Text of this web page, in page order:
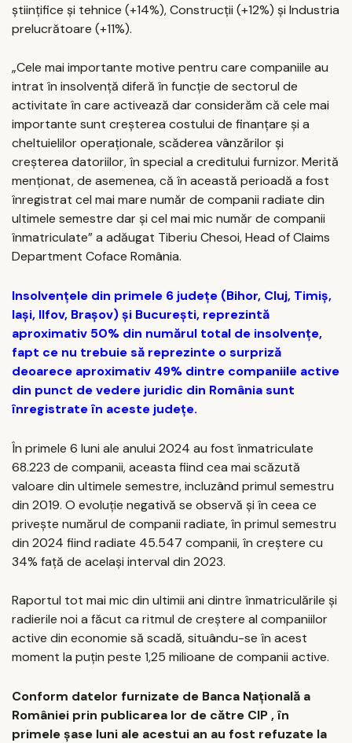
științifice și tehnice (+14%), Construcții (+12%) și Industria
prelucrătoare (+11%).
„Cele mai importante motive pentru care companiile au
intrat în insolvență diferă în funcție de sectorul de
activitate în care activează dar considerăm că cele mai
importante sunt creșterea costului de finanțare și a
cheltuielilor operaționale, scăderea vânzărilor și
creșterea datoriilor, în special a creditului furnizor. Merită
menționat, de asemenea, că în această perioadă a fost
înregistrat cel mai mare număr de companii radiate din
ultimele semestre dar și cel mai mic număr de companii
înmatriculate” a adăugat Tiberiu Chesoi, Head of Claims
Department Coface România.
Insolvențele din primele 6 județe (Bihor, Cluj, Timiș,
Iași, Ilfov, Brașov) și București, reprezintă
aproximativ 50% din numărul total de insolvențe,
fapt ce nu trebuie să reprezinte o surpriză
deoarece aproximativ 49% dintre companiile active
din punct de vedere juridic din România sunt
înregistrate în aceste județe.
În primele 6 luni ale anului 2024 au fost înmatriculate
68.223 de companii, aceasta fiind cea mai scăzută
valoare din ultimele semestre, incluzând primul semestru
din 2019. O evoluție negativă se observă și în ceea ce
privește numărul de companii radiate, în primul semestru
din 2024 fiind radiate 45.547 companii, în creștere cu
34% față de același interval din 2023.
Raportul tot mai mic din ultimii ani dintre înmatriculările și
radierile noi a făcut ca ritmul de creștere al companiilor
active din economie să scadă, situându-se în acest
moment la puțin peste 1,25 milioane de companii active.
Conform datelor furnizate de Banca Națională a
României prin publicarea lor de către CIP , în
primele șase luni ale acestui an au fost refuzate la